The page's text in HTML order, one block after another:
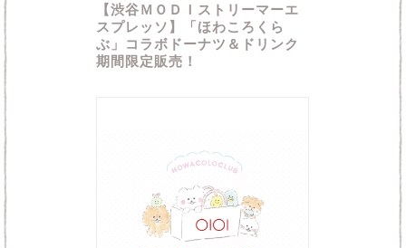
【渋谷ＭＯＤＩストリーマーエ
スプレッソ】「ほわころくら
ぶ」コラボドーナツ＆ドリンク
期間限定販売！